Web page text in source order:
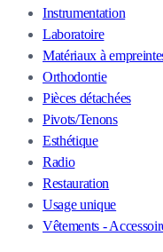
Instrumentation
Laboratoire
Matériaux à
Orthodontie
Pièces détachées
Pivots/Tenons
Esthétique
Radio
Restauration
Usage unique
Vêtements -